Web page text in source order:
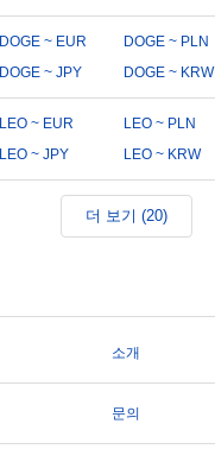
DOGE ~ EUR DOGE ~ PLN
DOGE ~ JPY
DOGE ~ KRW
LEO ~ EUR LEO ~ PLN
LEO ~ JPY
LEO ~ KRW
더 보기 (20)
소개
문의